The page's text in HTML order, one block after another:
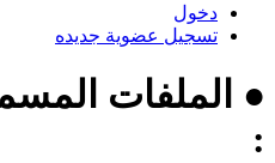
دخول
تسجيل عضوية جديده
● الملفات
: